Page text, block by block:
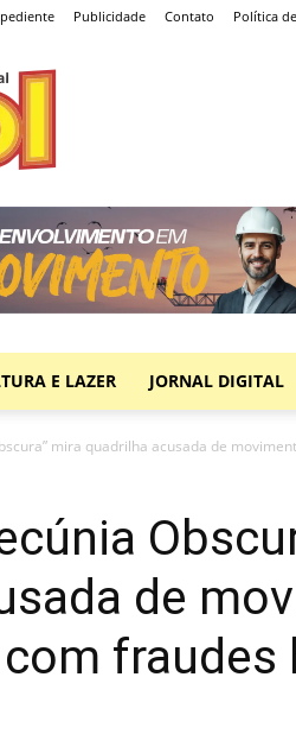
Publicidade Contato Política
E LAZER JORNAL DIGITAL
mira quadrilha acusada de
de
fraudes